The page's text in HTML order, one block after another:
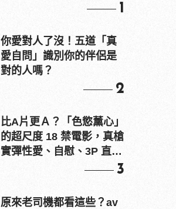
1
你愛對人了沒！五道「真
愛自問」識別你的伴侶是
對的人嗎？
2
比A片更Ａ？「色慾薰心」
的超尺度 18 禁電影，真槍
實彈性愛、自慰、3P 直接
3
原來老司機都看這些？av